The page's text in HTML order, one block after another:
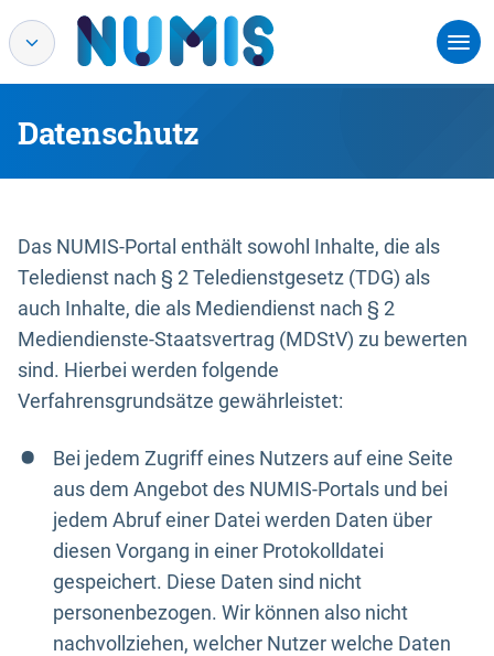
Datenschutz
Das NUMIS-Portal enthält sowohl Inhalte, die als
Teledienst nach § 2 Teledienstgesetz (TDG) als
auch Inhalte, die als Mediendienst nach § 2
Mediendienste-Staatsvertrag (MDStV) zu bewerten
sind. Hierbei werden folgende
Verfahrensgrundsätze gewährleistet:
Bei jedem Zugriff eines Nutzers auf eine Seite
aus dem Angebot des NUMIS-Portals und bei
jedem Abruf einer Datei werden Daten über
diesen Vorgang in einer Protokolldatei
gespeichert. Diese Daten sind nicht
personenbezogen. Wir können also nicht
nachvollziehen, welcher Nutzer welche Daten